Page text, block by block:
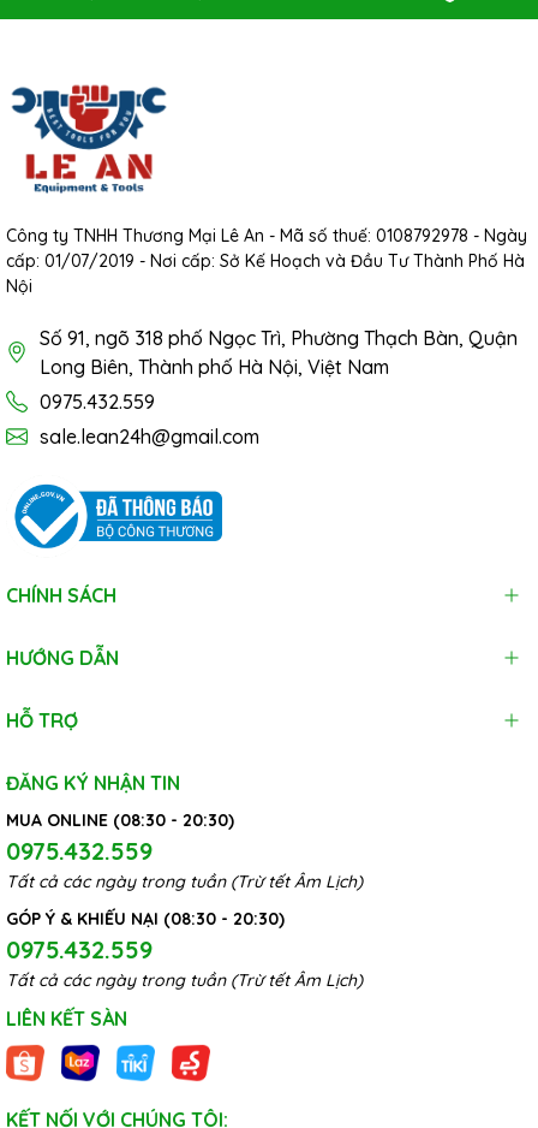
Công ty TNHH Thương Mại Lê An - Mã số thuế: 0108792978 - Ngày
cấp: 01/07/2019 - Nơi cấp: Sở Kế Hoạch và Đầu Tư Thành Phố Hà
Nội
Số 91, ngõ 318 phố Ngọc Trì, Phường Thạch Bàn, Quận
Long Biên, Thành phố Hà Nội, Việt Nam
0975.432.559
sale.lean24h@gmail.com
CHÍNH SÁCH
HƯỚNG DẪN
HỖ TRỢ
ĐĂNG KÝ NHẬN TIN
MUA ONLINE (08:30 - 20:30)
0975.432.559
Tất cả các ngày trong tuần (Trừ tết Âm Lịch)
GÓP Ý & KHIẾU NẠI (08:30 - 20:30)
0975.432.559
Tất cả các ngày trong tuần (Trừ tết Âm Lịch)
LIÊN KẾT SÀN
KẾT NỐI VỚI CHÚNG TÔI: